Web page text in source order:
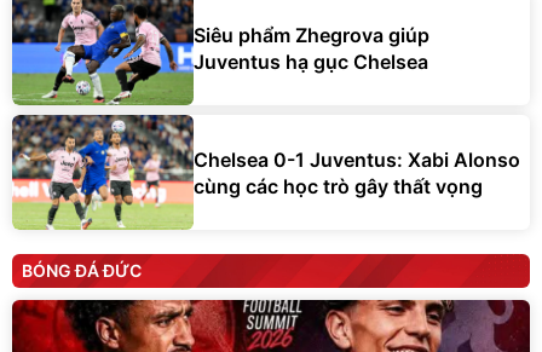
Siêu phẩm Zhegrova giúp
Juventus hạ gục Chelsea
Chelsea 0-1 Juventus: Xabi Alonso
cùng các học trò gây thất vọng
BÓNG ĐÁ ĐỨC